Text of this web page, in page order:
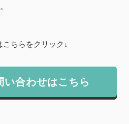
ちらをクリック↓
い合わせはこちら